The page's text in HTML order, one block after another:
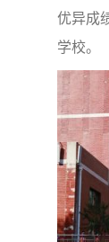
优异成
学校。